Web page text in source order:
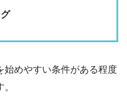
始めやすい条件がある程度